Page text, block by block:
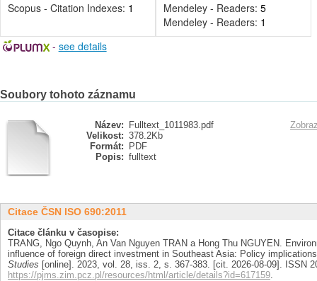
Scopus - Citation Indexes: 1
Mendeley - Readers: 5
Mendeley - Readers: 1
- see details
Soubory tohoto záznamu
Název:
Fulltext_1011983.pdf
Velikost: 378.2Kb
Formát:
PDF
Popis: fulltext
Citace ČSN ISO 690:2011
Citace článku v časopise:
TRANG, Ngo Quynh, An Van Nguyen TRAN a Hong Thu NGUYEN.
influence of foreign direct investment in Southeast Asia: Policy
Studies [online]. 2023, vol. 28, iss. 2, s. 367-383. [cit. 2026-08-09]. ISSN
https://pjms.zim.pcz.pl/resources/html/article/details?id=617159.